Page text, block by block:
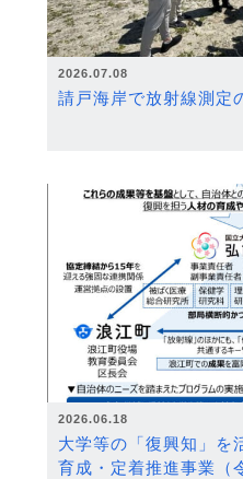
2026.07.08
請戸海岸で放射線測定
2026.06.18
大学等の「復興知」を
育成・定着推進事業（